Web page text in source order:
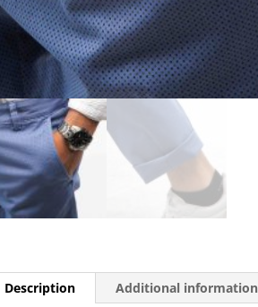
Description Additional information